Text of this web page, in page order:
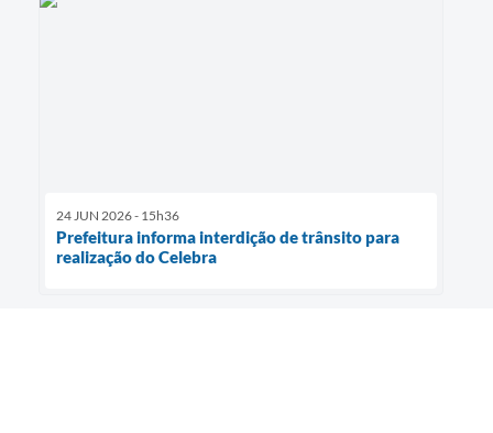
24 JUN 2026 - 15h36
Prefeitura informa interdição de trânsito para
realização do Celebra